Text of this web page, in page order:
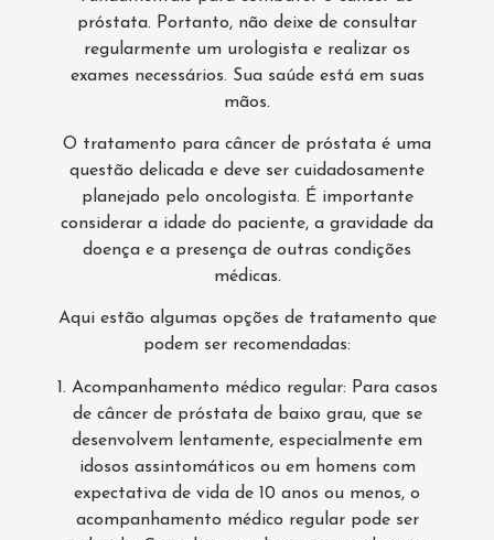
próstata. Portanto, não deixe de consultar
regularmente um urologista e realizar os
exames necessários. Sua saúde está em suas
mãos.
O tratamento para câncer de próstata é uma
questão delicada e deve ser cuidadosamente
planejado pelo oncologista. É importante
considerar a idade do paciente, a gravidade da
doença e a presença de outras condições
médicas.
Aqui estão algumas opções de tratamento que
podem ser recomendadas:
1. Acompanhamento médico regular: Para casos
de câncer de próstata de baixo grau, que se
desenvolvem lentamente, especialmente em
idosos assintomáticos ou em homens com
expectativa de vida de 10 anos ou menos, o
acompanhamento médico regular pode ser